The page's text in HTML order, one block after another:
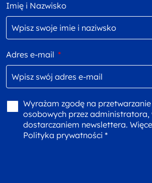
Imię i Nazwisko
Adres e-mail *
Wyrażam zgodę na
osobowych przez administratora,
dostarczaniem newslettera.
Polityka prywatności *